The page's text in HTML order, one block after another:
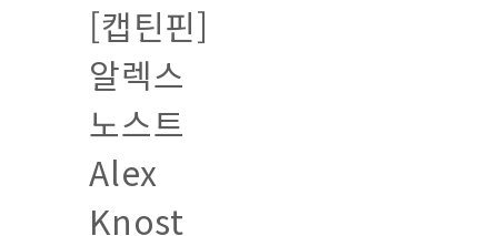
[캡틴핀]
알렉스
노스트
Alex
Knost